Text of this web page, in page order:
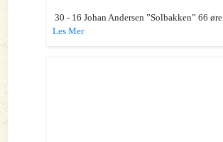
30 - 16 Johan Andersen ”Solbakken” 66 øre
Les Mer